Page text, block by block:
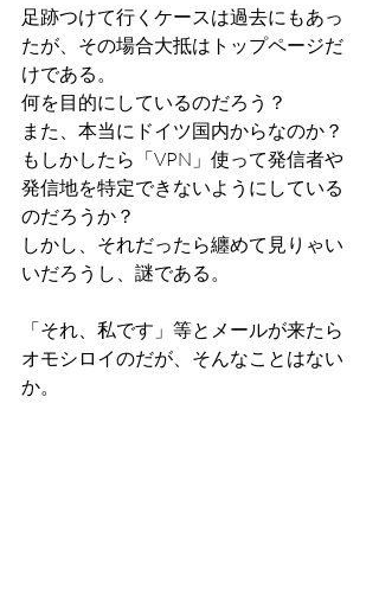
足跡つけて行くケースは過去にもあっ
たが、その場合大抵はトップページだ
けである。
何を目的にしているのだろう？
また、本当にドイツ国内からなのか？
もしかしたら「VPN」使って発信者や
発信地を特定できないようにしている
のだろうか？
しかし、それだったら纏めて見りゃい
いだろうし、謎である。
「それ、私です」等とメールが来たら
オモシロイのだが、そんなことはない
か。